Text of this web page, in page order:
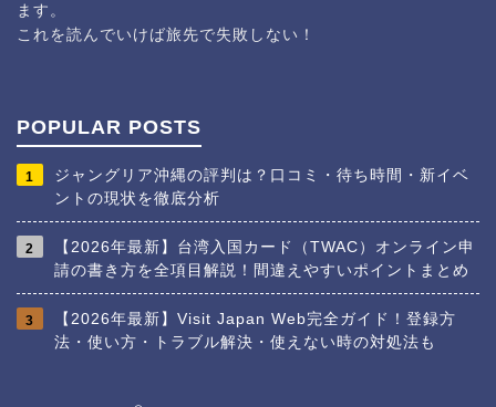
ます。
これを読んでいけば旅先で失敗しない！
POPULAR POSTS
1
ジャングリア沖縄の評判は？口コミ・待ち時間・新イベ
ントの現状を徹底分析
2
【2026年最新】台湾入国カード（TWAC）オンライン申
請の書き方を全項目解説！間違えやすいポイントまとめ
3
【2026年最新】Visit Japan Web完全ガイド！登録方
法・使い方・トラブル解決・使えない時の対処法も